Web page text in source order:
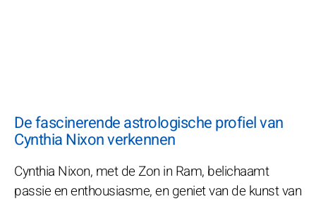
De fascinerende astrologische profiel van
Cynthia Nixon verkennen
Cynthia Nixon, met de Zon in Ram, belichaamt
passie en enthousiasme, en geniet van de kunst van